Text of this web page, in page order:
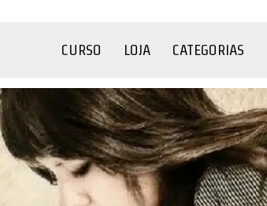
CURSO LOJA CATEGORIAS